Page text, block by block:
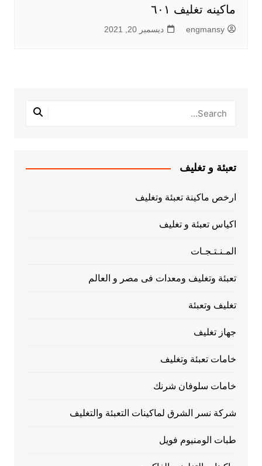
ماكينه تغليف ٦٠١
engmansy ديسمبر 20, 2021
تعبئة و تغليف
ارخص ماكينة تعبئة وتغليف
اكياس تعبئة و تغليف
المـنـتـجـات
تعبئة وتغليف ومعدات فى مصر و العالم
تغليف وتعبئة
جهاز تغليف
خامات تعبئة وتغليف
خامات سلوفان شرنك
شركة نسر الشرق لماكينات التعبئة والتغليف
طبات الومنيوم فويل